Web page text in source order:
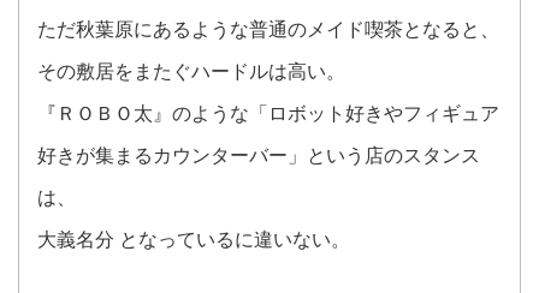
ただ秋葉原にあるような普通のメイド喫茶となると、
その敷居をまたぐハードルは高い。
『ＲＯＢＯ太』のような「ロボット好きやフィギュア
好きが集まるカウンターバー」という店のスタンス
は、
大義名分 となっているに違いない。